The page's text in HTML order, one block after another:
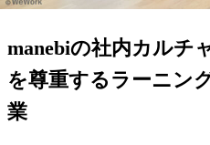
manebiの社内カルチ
を尊重するラーニン
業